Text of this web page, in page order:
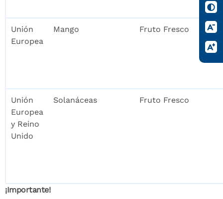
Unión
Europea
Mango Fruto Fresco
Unión
Europea
y Reino
Unido
Solanáceas Fruto Fresco
¡Importante!